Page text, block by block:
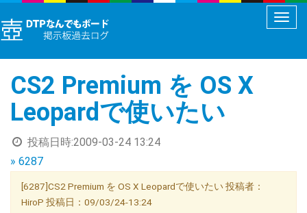
メ
ュ
CS2 Premium を OS X
Leopardで使いたい
投稿日時:2009-03-24 13:24
» 6287
[6287]CS2 Premium を OS X Leopardで使いたい 投稿者：
HiroP 投稿日：09/03/24-13:24